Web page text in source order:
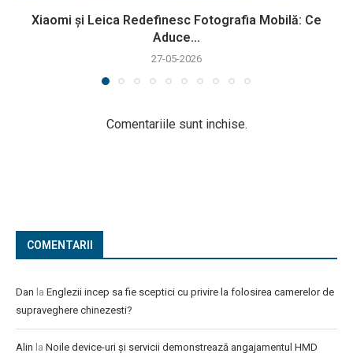
Xiaomi și Leica Redefinesc Fotografia Mobilă: Ce
Aduce...
27-05-2026
Comentariile sunt inchise.
COMENTARII
Dan la Englezii incep sa fie sceptici cu privire la folosirea camerelor de
supraveghere chinezesti?
Alin la Noile device-uri și servicii demonstrează angajamentul HMD